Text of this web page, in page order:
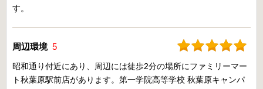
す。
周辺環境 5
昭和通り付近にあり、周辺には徒歩2分の場所にファミリーマー
ト秋葉原駅前店があります。第一学院高等学校 秋葉原キャンパ